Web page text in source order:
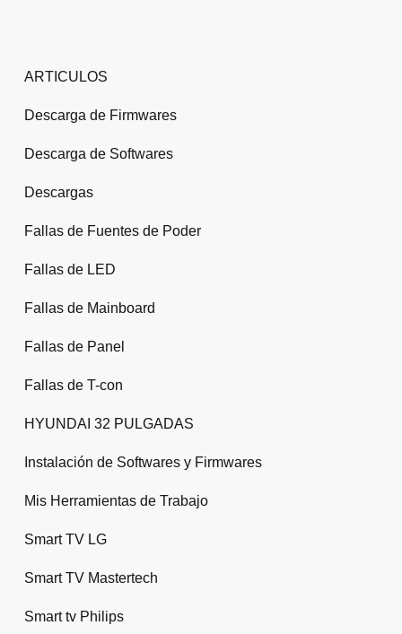
ARTICULOS
Descarga de Firmwares
Descarga de Softwares
Descargas
Fallas de Fuentes de Poder
Fallas de LED
Fallas de Mainboard
Fallas de Panel
Fallas de T-con
HYUNDAI 32 PULGADAS
Instalación de Softwares y Firmwares
Mis Herramientas de Trabajo
Smart TV LG
Smart TV Mastertech
Smart tv Philips